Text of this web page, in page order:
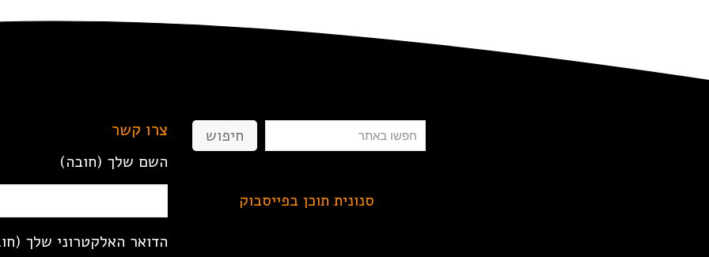
חיפוש חיפוש
סנונית תוכן בפייסבוק
צרו קשר
השם שלך (חובה)
הדואר האלקטרוני שלך